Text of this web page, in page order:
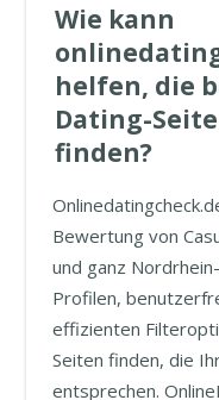
Wie kann
helfen, die
Dating-
finden?
Bewertung von
und ganz
Profilen,
effizienten
Seiten finden, die
entsprechen.